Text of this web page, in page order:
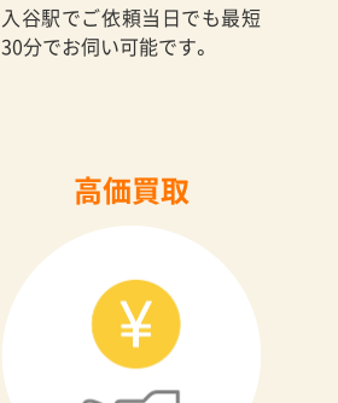
入谷駅でご依頼当日でも最短
30分でお伺い可能です。
高価買取